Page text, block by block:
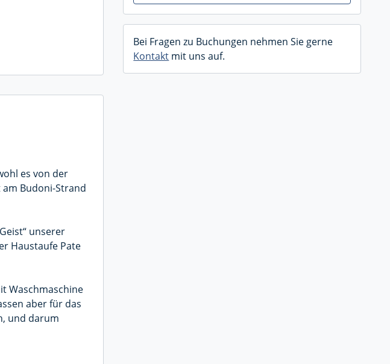
es von der
Budoni-Strand
unserer
Haustaufe Pate
Waschmaschine
aber für das
und darum
Bei Fragen zu Buchungen nehmen Sie gerne
Kontakt mit uns auf.